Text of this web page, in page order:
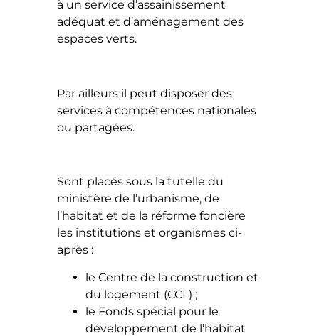
à un service d’assainissement
adéquat et d’aménagement des
espaces verts.
Par ailleurs il peut disposer des
services à compétences nationales
ou partagées.
Sont placés sous la tutelle du
ministère de l’urbanisme, de
l’habitat et de la réforme foncière
les institutions et organismes ci-
après :
le Centre de la construction et
du logement (CCL) ;
le Fonds spécial pour le
développement de l’habitat